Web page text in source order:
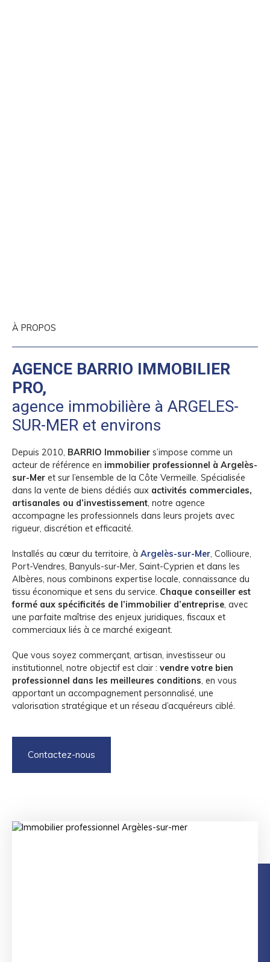
À PROPOS
AGENCE BARRIO IMMOBILIER
PRO,
agence immobilière à ARGELES-
SUR-MER et environs
Depuis 2010, BARRIO Immobilier s’impose comme un
acteur de référence en immobilier professionnel à Argelès-
sur-Mer et sur l’ensemble de la Côte Vermeille. Spécialisée
dans la vente de biens dédiés aux activités commerciales,
artisanales ou d’investissement, notre agence
accompagne les professionnels dans leurs projets avec
rigueur, discrétion et efficacité.
Installés au cœur du territoire, à Argelès-sur-Mer, Collioure,
Port-Vendres, Banyuls-sur-Mer, Saint-Cyprien et dans les
Albères, nous combinons expertise locale, connaissance du
tissu économique et sens du service. Chaque conseiller est
formé aux spécificités de l’immobilier d’entreprise, avec
une parfaite maîtrise des enjeux juridiques, fiscaux et
commerciaux liés à ce marché exigeant.
Que vous soyez commerçant, artisan, investisseur ou
institutionnel, notre objectif est clair : vendre votre bien
professionnel dans les meilleures conditions, en vous
apportant un accompagnement personnalisé, une
valorisation stratégique et un réseau d’acquéreurs ciblé.
Contactez-nous